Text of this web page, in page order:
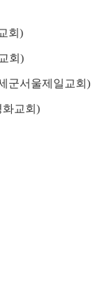
회)
회)
군서울제일교회)
화교회)